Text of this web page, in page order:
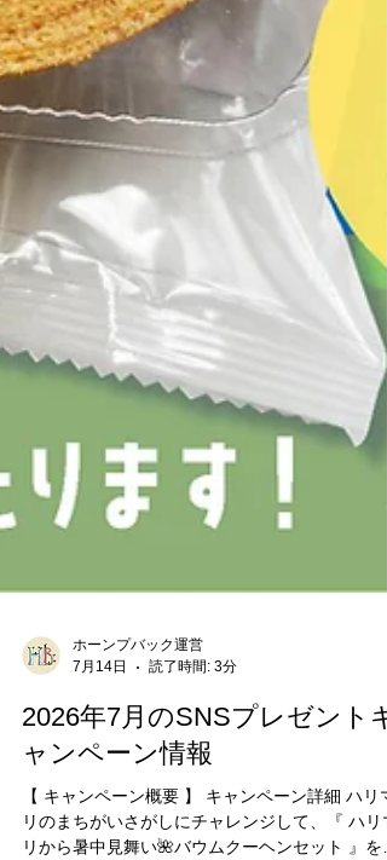
7月14日
読了時間: 3分
2026年7月のSNSプレゼントキ
ャンペーン情報
【 キャンペーン概要 】 キャンペーン詳細 ハリマ